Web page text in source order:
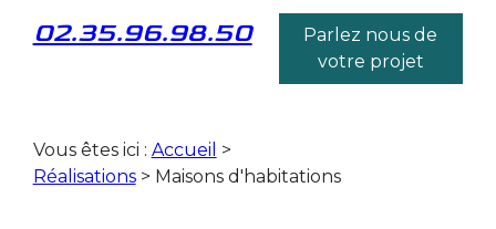
02.35.96.98.50
Parlez nous de
votre projet
Vous êtes ici : Accueil >
Réalisations> Maisons d'habitations